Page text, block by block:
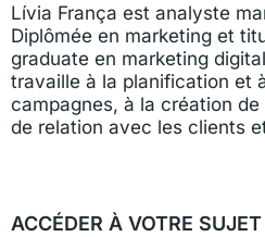
Lívia França est analyste
Diplômée en marketing et
graduate en marketing
travaille à la planification et
campagnes, à la création
de relation avec les clients
ACCÉDER À VOTRE SUJET